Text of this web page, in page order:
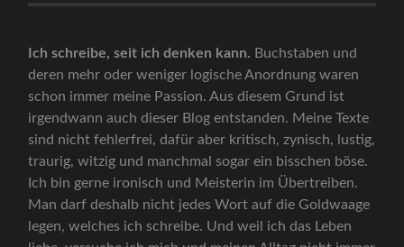
Ich schreibe, seit ich denken kann. Buchstaben und
deren mehr oder weniger logische Anordnung waren
schon immer meine Passion. Aus diesem Grund ist
irgendwann auch dieser Blog entstanden. Meine Texte
sind nicht fehlerfrei, dafür aber kritisch, zynisch, lustig,
traurig, witzig und manchmal sogar ein bisschen böse.
Ich bin gerne ironisch und Meisterin im Übertreiben.
Man darf deshalb nicht jedes Wort auf die Goldwaage
legen, welches ich schreibe. Und weil ich das Leben